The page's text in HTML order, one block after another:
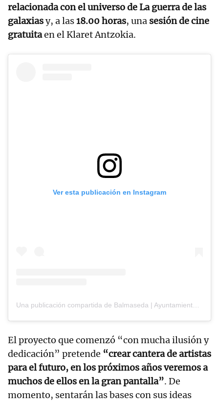
relacionada con el universo de La guerra de las
galaxiasy, a las18.00 horas, una sesión de cine
gratuitaen el Klaret Antzokia.
Ver esta publicación en Instagram
El proyecto que comenzó “con mucha ilusión y
dedicación” pretende “crear cantera de artistas
para el futuro, en los próximos años veremos a
muchos de ellos en la gran pantalla”. De
momento, sentarán las bases con sus ideas